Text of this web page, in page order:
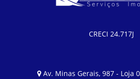
CRECI 24.717J
Av. Minas Gerais, 987 - Loja